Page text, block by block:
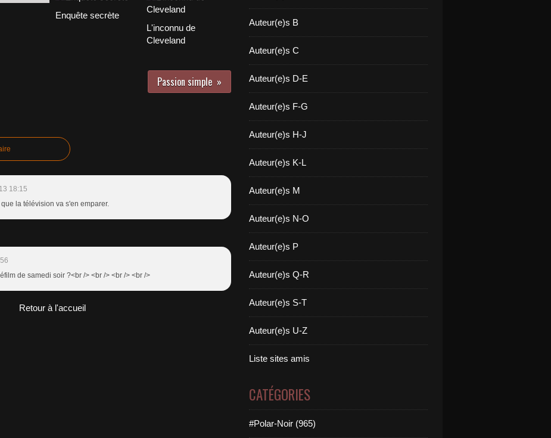
Enquête secrète
L'inconnu de
Cleveland
Passion simple
18:15
la télévision va s'en emparer.
de samedi soir ?<br /> <br /> <br /> <br />
Retour à l'accueil
Auteur(e)s B
Auteur(e)s C
Auteur(e)s D-E
Auteur(e)s F-G
Auteur(e)s H-J
Auteur(e)s K-L
Auteur(e)s M
Auteur(e)s N-O
Auteur(e)s P
Auteur(e)s Q-R
Auteur(e)s S-T
Auteur(e)s U-Z
Liste sites amis
CATÉGORIES
#Polar-Noir (965)